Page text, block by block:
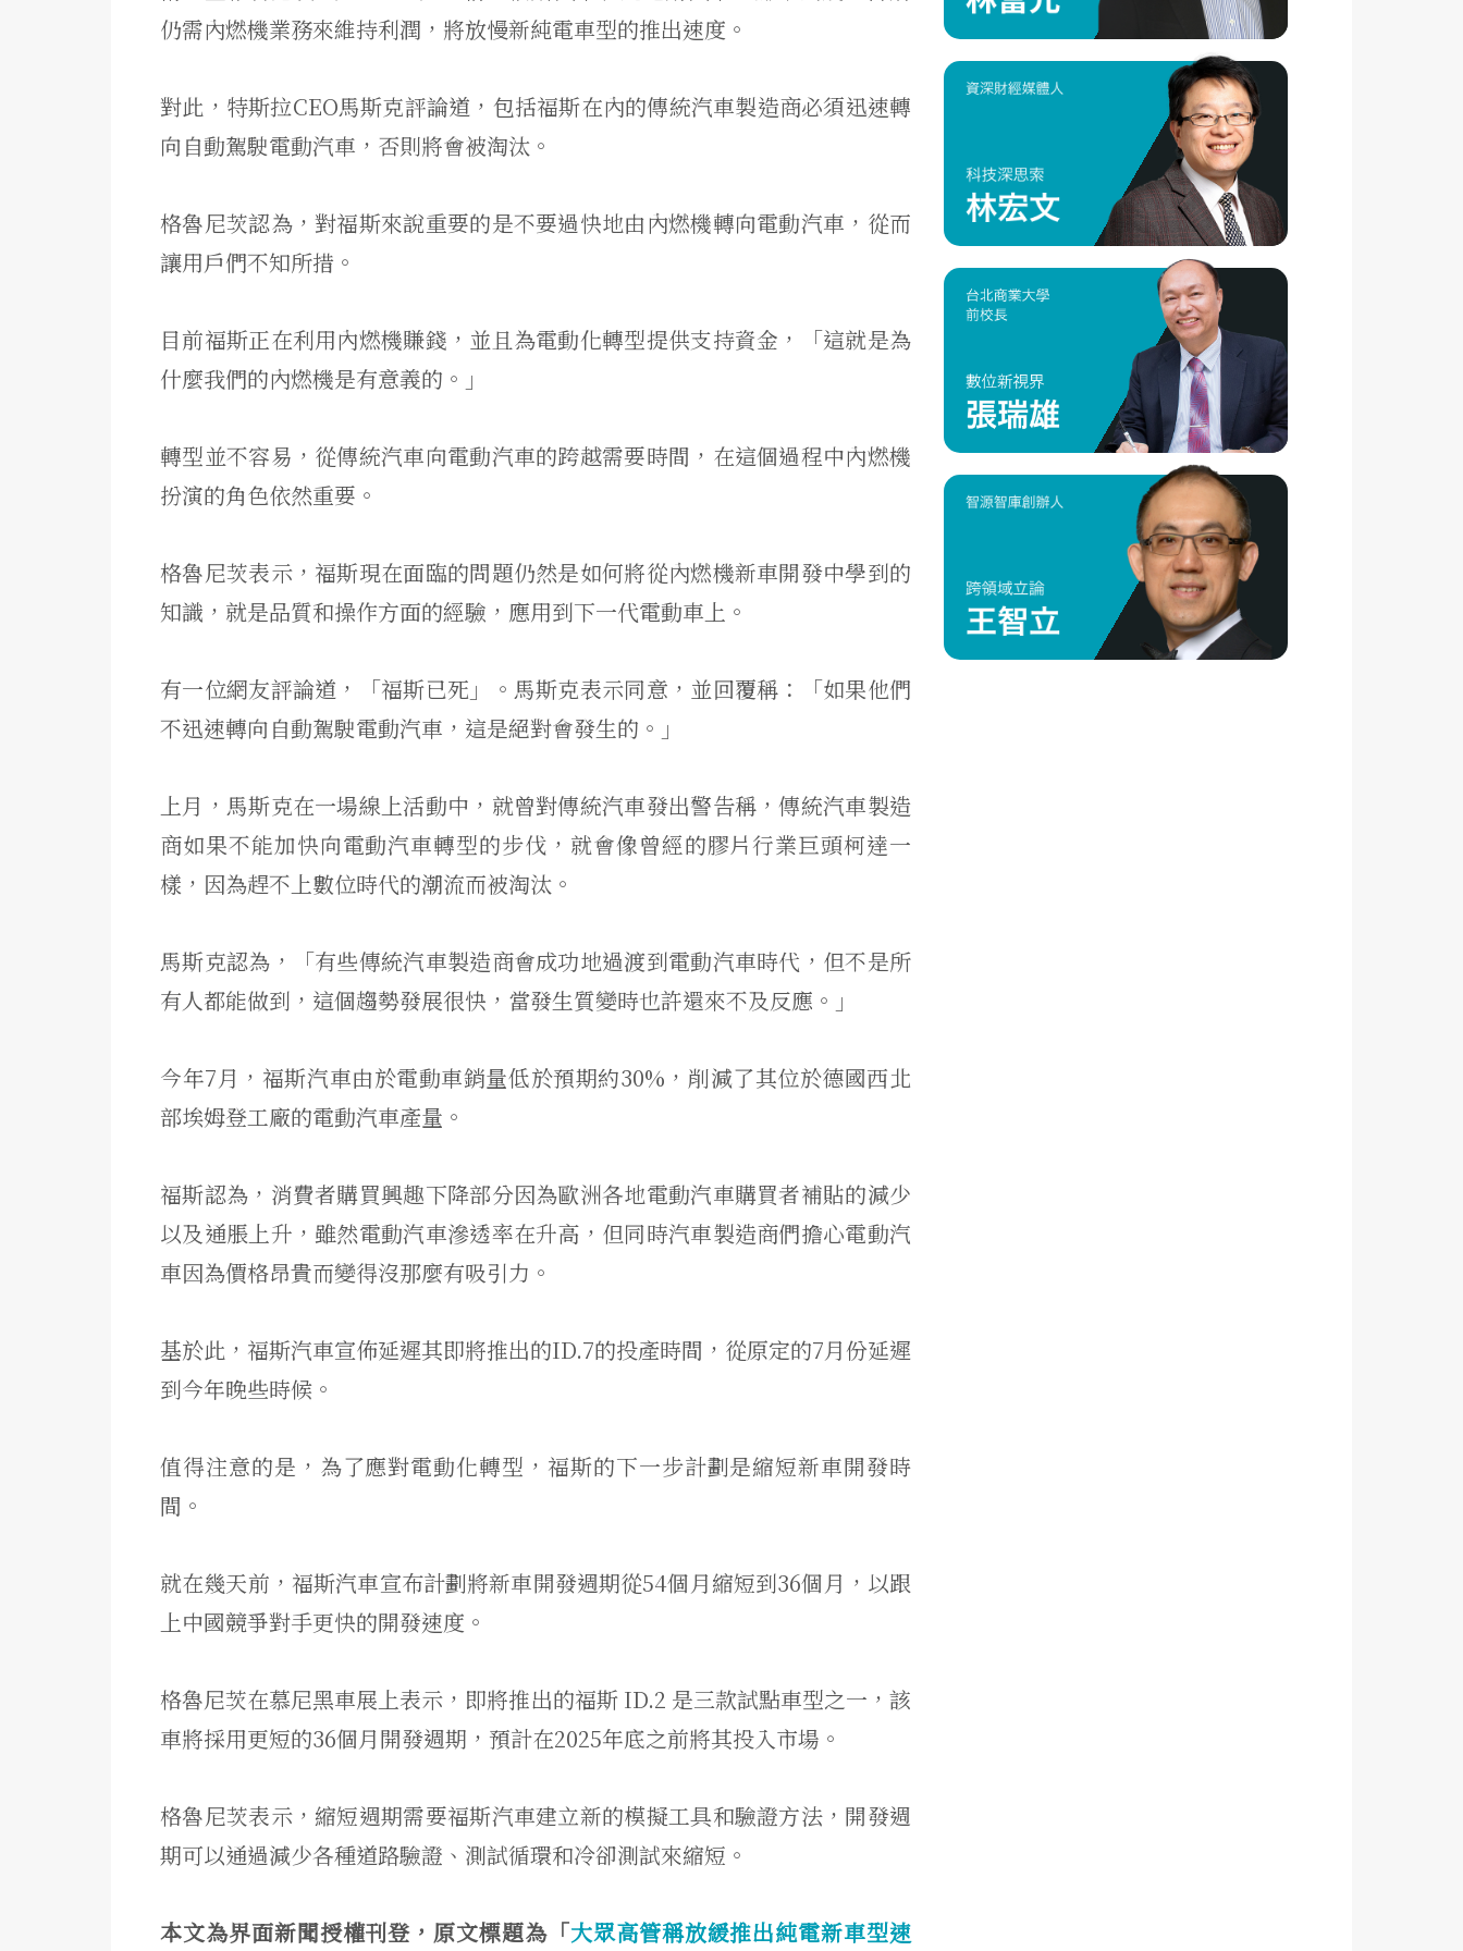
仍需內燃機業務來維持利潤，將放慢新純電車型的推出速度。
對此，特斯拉CEO馬斯克評論道，包括福斯在內的傳統汽車製造商必須迅速轉
向自動駕駛電動汽車，否則將會被淘汰。
格魯尼茨認為，對福斯來說重要的是不要過快地由內燃機轉向電動汽車，從而
讓用戶們不知所措。
目前福斯正在利用內燃機賺錢，並且為電動化轉型提供支持資金，「這就是為
什麼我們的內燃機是有意義的。」
轉型並不容易，從傳統汽車向電動汽車的跨越需要時間，在這個過程中內燃機
扮演的角色依然重要。
格魯尼茨表示，福斯現在面臨的問題仍然是如何將從內燃機新車開發中學到的
知識，就是品質和操作方面的經驗，應用到下一代電動車上。
有一位網友評論道，「福斯已死」。馬斯克表示同意，並回覆稱：「如果他們
不迅速轉向自動駕駛電動汽車，這是絕對會發生的。」
上月，馬斯克在一場線上活動中，就曾對傳統汽車發出警告稱，傳統汽車製造
商如果不能加快向電動汽車轉型的步伐，就會像曾經的膠片行業巨頭柯達一
樣，因為趕不上數位時代的潮流而被淘汰。
馬斯克認為，「有些傳統汽車製造商會成功地過渡到電動汽車時代，但不是所
有人都能做到，這個趨勢發展很快，當發生質變時也許還來不及反應。」
今年7月，福斯汽車由於電動車銷量低於預期約30%，削減了其位於德國西北
部埃姆登工廠的電動汽車產量。
福斯認為，消費者購買興趣下降部分因為歐洲各地電動汽車購買者補貼的減少
以及通脹上升，雖然電動汽車滲透率在升高，但同時汽車製造商們擔心電動汽
車因為價格昂貴而變得沒那麼有吸引力。
基於此，福斯汽車宣佈延遲其即將推出的ID.7的投產時間，從原定的7月份延遲
到今年晚些時候。
值得注意的是，為了應對電動化轉型，福斯的下一步計劃是縮短新車開發時
間。
就在幾天前，福斯汽車宣布計劃將新車開發週期從54個月縮短到36個月，以跟
上中國競爭對手更快的開發速度。
格魯尼茨在慕尼黑車展上表示，即將推出的福斯 ID.2 是三款試點車型之一，該
車將採用更短的36個月開發週期，預計在2025年底之前將其投入市場。
格魯尼茨表示，縮短週期需要福斯汽車建立新的模擬工具和驗證方法，開發週
期可以通過減少各種道路驗證、測試循環和冷卻測試來縮短。
本文為界面新聞授權刊登，原文標題為「大眾高管稱放緩推出純電新車型速